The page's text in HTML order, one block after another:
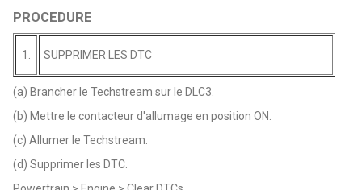
PROCEDURE
1. SUPPRIMER LES DTC
(a) Brancher le Techstream sur le DLC3.
(b) Mettre le contacteur d'allumage en position ON.
(c) Allumer le Techstream.
(d) Supprimer les DTC.